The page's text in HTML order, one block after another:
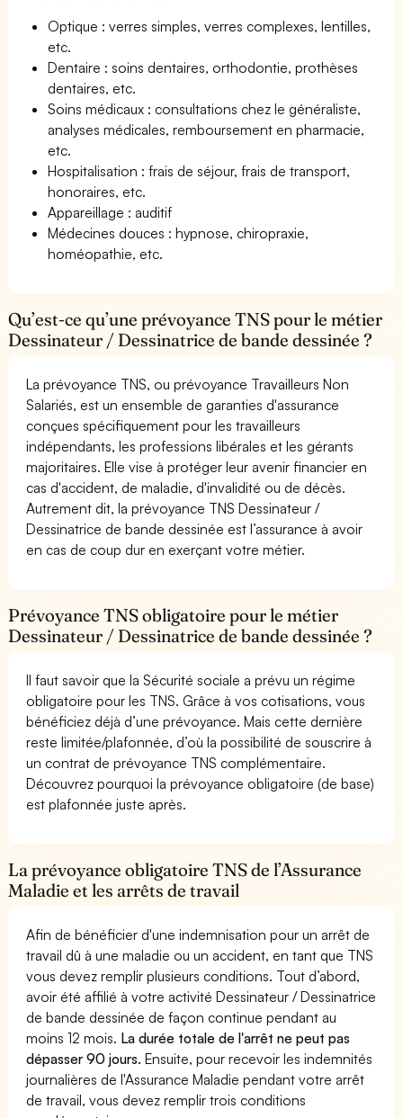
Optique : verres simples, verres complexes, lentilles,
etc.
Dentaire : soins dentaires, orthodontie, prothèses
dentaires, etc.
Soins médicaux : consultations chez le généraliste,
analyses médicales, remboursement en pharmacie,
etc.
Hospitalisation : frais de séjour, frais de transport,
honoraires, etc.
Appareillage : auditif
Médecines douces : hypnose, chiropraxie,
homéopathie, etc.
Qu’est-ce qu’une prévoyance TNS pour le métier
Dessinateur / Dessinatrice de bande dessinée ?
La prévoyance TNS, ou prévoyance Travailleurs Non
Salariés, est un ensemble de garanties d'assurance
conçues spécifiquement pour les travailleurs
indépendants, les professions libérales et les gérants
majoritaires. Elle vise à protéger leur avenir financier en
cas d'accident, de maladie, d'invalidité ou de décès.
Autrement dit, la prévoyance TNS Dessinateur /
Dessinatrice de bande dessinée est l’assurance à avoir
en cas de coup dur en exerçant votre métier.
Prévoyance TNS obligatoire pour le métier
Dessinateur / Dessinatrice de bande dessinée ?
Il faut savoir que la Sécurité sociale a prévu un régime
obligatoire pour les TNS. Grâce à vos cotisations, vous
bénéficiez déjà d’une prévoyance. Mais cette dernière
reste limitée/plafonnée, d’où la possibilité de souscrire à
un contrat de prévoyance TNS complémentaire.
Découvrez pourquoi la prévoyance obligatoire (de base)
est plafonnée juste après.
La prévoyance obligatoire TNS de l’Assurance
Maladie et les arrêts de travail
Afin de bénéficier d'une indemnisation pour un arrêt de
travail dû à une maladie ou un accident, en tant que TNS
vous devez remplir plusieurs conditions. Tout d’abord,
avoir été affilié à votre activité Dessinateur / Dessinatrice
de bande dessinée de façon continue pendant au
moins 12 mois. La durée totale de l'arrêt ne peut pas
dépasser 90 jours. Ensuite, pour recevoir les indemnités
journalières de l'Assurance Maladie pendant votre arrêt
de travail, vous devez remplir trois conditions